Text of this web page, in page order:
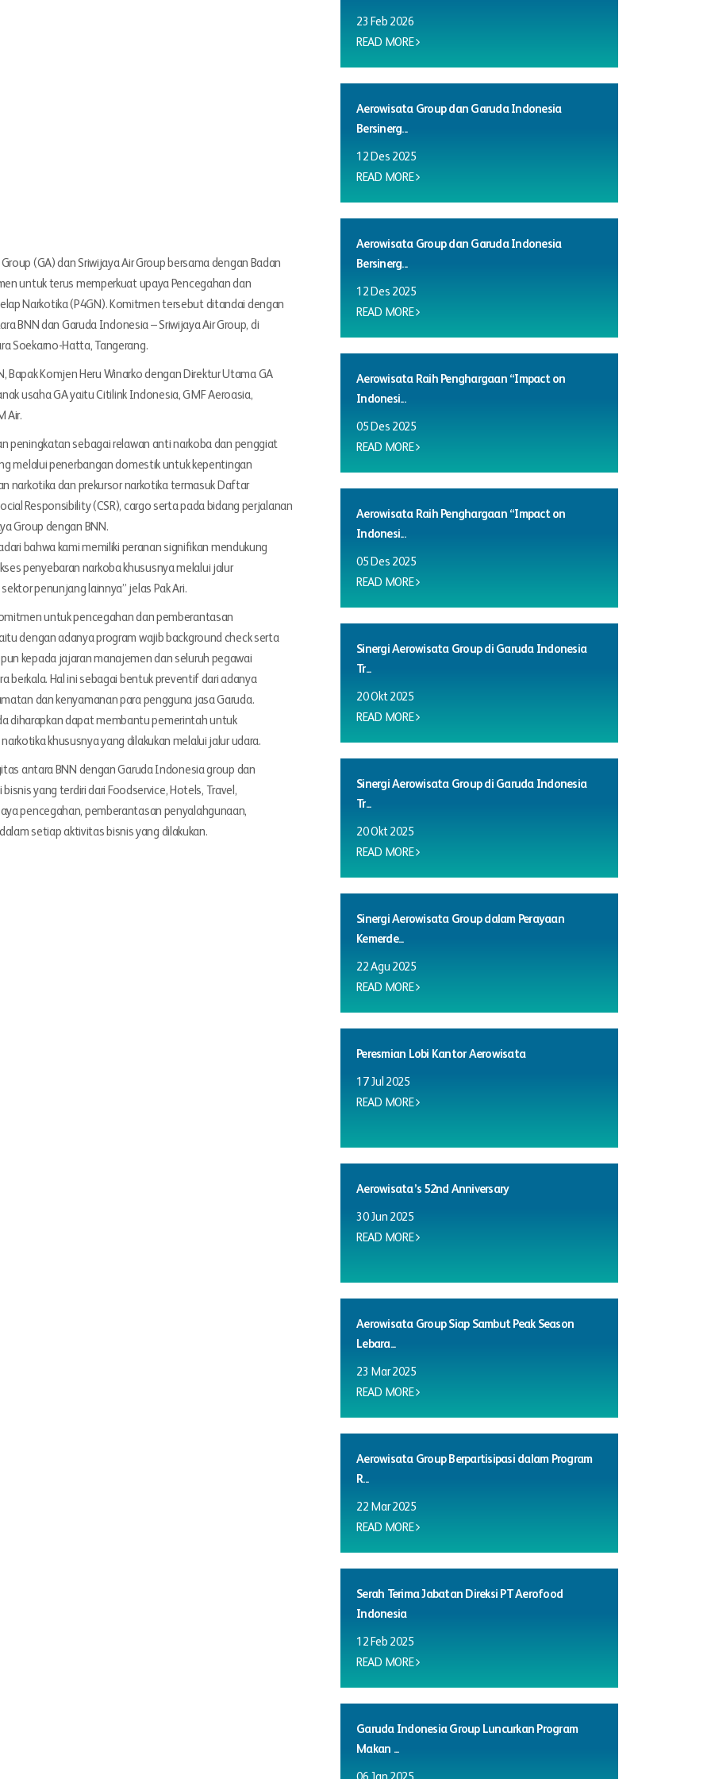
(GA) dan Sriwijaya Air Group bersama dengan Badan
untuk terus memperkuat upaya Pencegahan dan
Narkotika (P4GN). Komitmen tersebut ditandai dengan
BNN dan Garuda Indonesia – Sriwijaya Air Group, di
Soekarno-Hatta, Tangerang.
Bapak Komjen Heru Winarko dengan Direktur Utama GA
usaha GA yaitu Citilink Indonesia, GMF Aeroasia,
Air.
peningkatan sebagai relawan anti narkoba dan penggiat
melalui penerbangan domestik untuk kepentingan
narkotika dan prekursor narkotika termasuk Daftar
Responsibility (CSR), cargo serta pada bidang perjalanan
Group dengan BNN.
bahwa kami memiliki peranan signifikan mendukung
penyebaran narkoba khususnya melalui jalur
penunjang lainnya” jelas Pak Ari.
untuk pencegahan dan pemberantasan
dengan adanya program wajib background check serta
kepada jajaran manajemen dan seluruh pegawai
berkala. Hal ini sebagai bentuk preventif dari adanya
dan kenyamanan para pengguna jasa Garuda.
diharapkan dapat membantu pemerintah untuk
khususnya yang dilakukan melalui jalur udara.
antara BNN dengan Garuda Indonesia group dan
yang terdiri dari Foodservice, Hotels, Travel,
pencegahan, pemberantasan penyalahgunaan,
setiap aktivitas bisnis yang dilakukan.
23 Feb 2026
READ MORE
Aerowisata Group dan Garuda Indonesia
Bersinerg...
12 Des 2025
READ MORE
Aerowisata Group dan Garuda Indonesia
Bersinerg...
12 Des 2025
READ MORE
Aerowisata Raih Penghargaan “Impact on
Indonesi...
05 Des 2025
READ MORE
Aerowisata Raih Penghargaan “Impact on
Indonesi...
05 Des 2025
READ MORE
Sinergi Aerowisata Group di Garuda Indonesia
Tr...
20 Okt 2025
READ MORE
Sinergi Aerowisata Group di Garuda Indonesia
Tr...
20 Okt 2025
READ MORE
Sinergi Aerowisata Group dalam Perayaan
Kemerde...
22 Agu 2025
READ MORE
Peresmian Lobi Kantor Aerowisata
17 Jul 2025
READ MORE
Aerowisata’s 52nd Anniversary
30 Jun 2025
READ MORE
Aerowisata Group Siap Sambut Peak Season
Lebara...
23 Mar 2025
READ MORE
Aerowisata Group Berpartisipasi dalam Program
R...
22 Mar 2025
READ MORE
Serah Terima Jabatan Direksi PT Aerofood
Indonesia
12 Feb 2025
READ MORE
Garuda Indonesia Group Luncurkan Program
Makan ...